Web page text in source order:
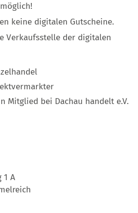
keine digitalen Gutscheine.
Verkaufsstelle der digitalen
Mitglied bei Dachau handelt e.V.
1 A